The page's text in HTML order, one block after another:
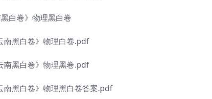
白卷》物理黑白卷
黑白卷》物理白卷.pdf
黑白卷》物理黑卷.pdf
黑白卷》物理黑白卷答案.pdf